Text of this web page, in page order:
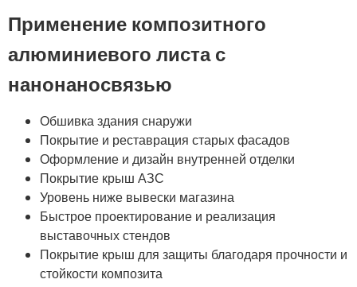
Применение композитного
алюминиевого листа с
нанонаносвязью
Обшивка здания снаружи
Покрытие и реставрация старых фасадов
Оформление и дизайн внутренней отделки
Покрытие крыш АЗС
Уровень ниже вывески магазина
Быстрое проектирование и реализация
выставочных стендов
Покрытие крыш для защиты благодаря прочности и
стойкости композита